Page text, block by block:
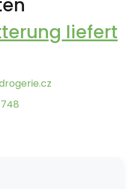
liefert